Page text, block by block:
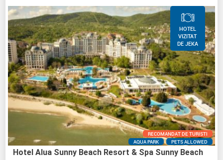
HOTEL
VIZITAT
DE JEKA
RECOMANDAT DE TURISTI
AQUA PARK
PETS ALLOWED
Hotel Alua Sunny Beach Resort & Spa Sunny Beach